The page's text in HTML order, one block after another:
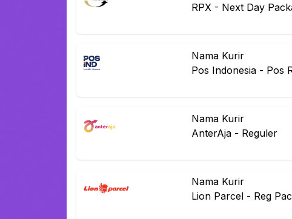
RPX - Next Day
Nama Kurir
Pos Indonesia - Pos
Nama Kurir
AnterAja - Reguler
Nama Kurir
Lion Parcel - Reg